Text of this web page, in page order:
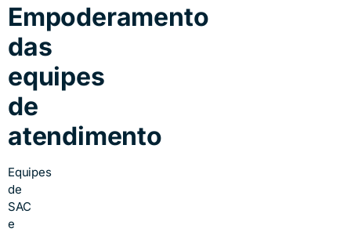
Empoderamento
das
equipes
de
atendimento
Equipes
de
SAC
e